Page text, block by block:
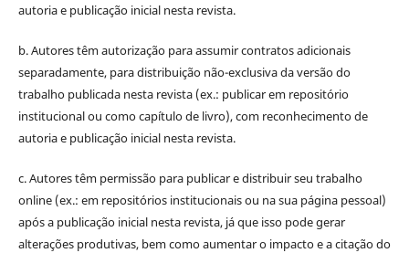
autoria e publicação inicial nesta revista.
b. Autores têm autorização para assumir contratos adicionais
separadamente, para distribuição não-exclusiva da versão do
trabalho publicada nesta revista (ex.: publicar em repositório
institucional ou como capítulo de livro), com reconhecimento de
autoria e publicação inicial nesta revista.
c. Autores têm permissão para publicar e distribuir seu trabalho
online (ex.: em repositórios institucionais ou na sua página pessoal)
após a publicação inicial nesta revista, já que isso pode gerar
alterações produtivas, bem como aumentar o impacto e a citação do